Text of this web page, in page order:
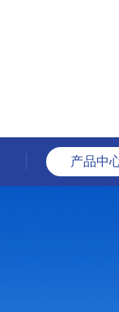
产品中